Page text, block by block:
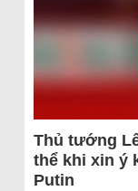
Thủ tướng
thể khi xin ý
Putin